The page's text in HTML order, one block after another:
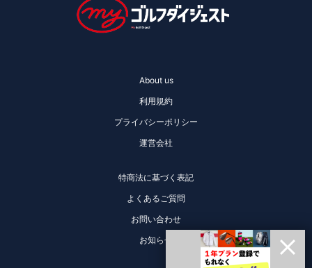
About us
利用規約
プライバシーポリシー
運営会社
特商法に基づく表記
よくあるご質問
お問い合わせ
お知らせ